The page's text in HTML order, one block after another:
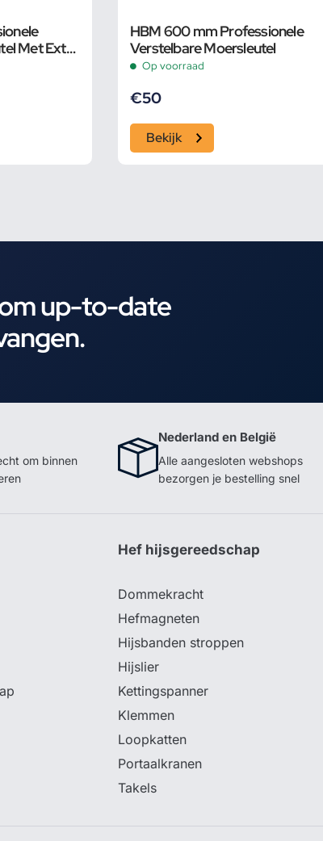
Met Extra
Bek
HBM 600 mm Professionele
Verstelbare Moersleutel
Op voorraad
€50
Bekijk
up-to-date
om binnen
Nederland en België
Alle aangesloten webshops
bezorgen je bestelling snel
Hef hijsgereedschap
Dommekracht
Hefmagneten
Hijsbanden stroppen
Hijslier
Kettingspanner
Klemmen
Loopkatten
Portaalkranen
Takels